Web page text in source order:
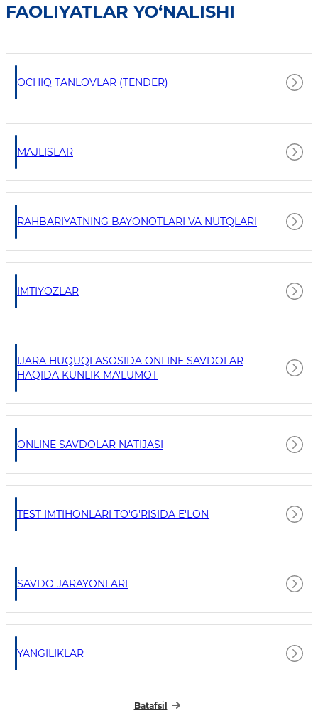
FAOLIYATLAR YO‘NALISHI
OCHIQ TANLOVLAR (TENDER)
MAJLISLAR
RAHBARIYATNING BAYONOTLARI VA NUTQLARI
IMTIYOZLAR
IJARA HUQUQI ASOSIDA ONLINE SAVDOLAR
HAQIDA KUNLIK MA'LUMOT
ONLINE SAVDOLAR NATIJASI
TEST IMTIHONLARI TO'G'RISIDA E'LON
SAVDO JARAYONLARI
YANGILIKLAR
Batafsil